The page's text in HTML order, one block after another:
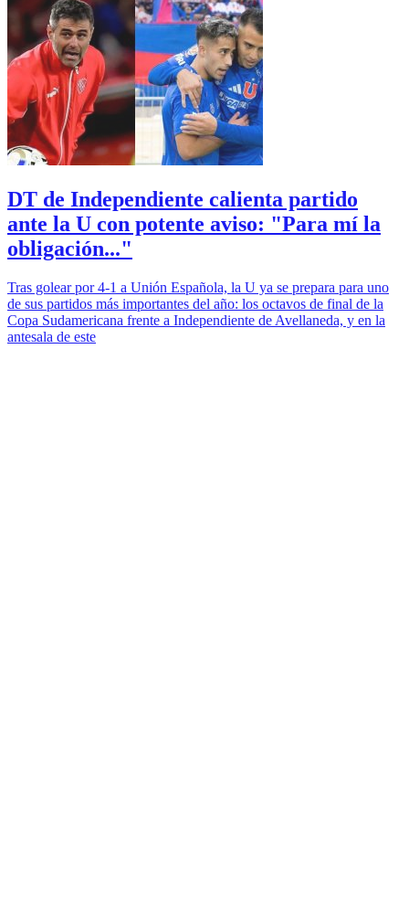
DT de Independiente calienta partido
ante la U con potente aviso: "Para mí la
obligación..."
Tras golear por 4-1 a Unión Española, la U ya se prepara para uno
de sus partidos más importantes del año: los octavos de final de la
Copa Sudamericana frente a Independiente de Avellaneda, y en la
antesala de este